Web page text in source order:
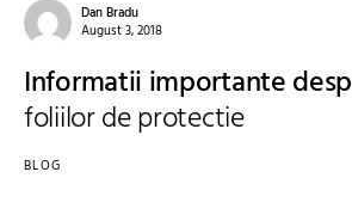
Dan Bradu
August 3, 2018
Informatii importante
foliilor de protectie
BLOG